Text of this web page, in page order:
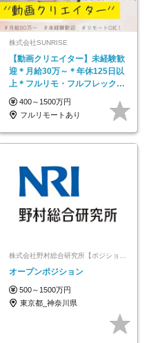
株式会社SUNRISE
【動画クリエイター】未経験歓
迎＊月給30万～＊年休125日以
上＊フルリモ・フルフレックス
◆10名の採用が決定◆
400～1500万円
フルリモートあり
株式会社野村総合研究所【ポジションマッチ登録】
オープンポジション
500～1500万円
東京都_神奈川県